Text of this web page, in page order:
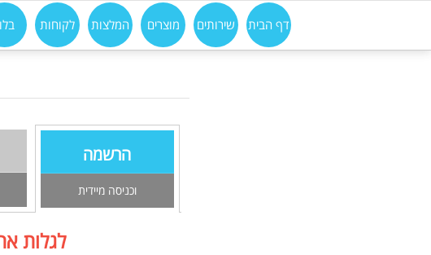
דף הבית שירותים מוצרים המלצות לקוחות
הרשמה
וכניסה מיידית
לגלות